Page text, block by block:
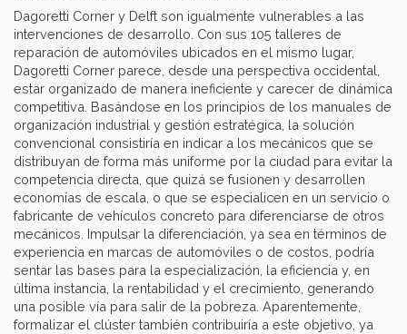
Dagoretti Corner y Delft son igualmente vulnerables a las
intervenciones de desarrollo. Con sus 105 talleres de
reparación de automóviles ubicados en el mismo lugar,
Dagoretti Corner parece, desde una perspectiva occidental,
estar organizado de manera ineficiente y carecer de dinámica
competitiva. Basándose en los principios de los manuales de
organización industrial y gestión estratégica, la solución
convencional consistiría en indicar a los mecánicos que se
distribuyan de forma más uniforme por la ciudad para evitar la
competencia directa, que quizá se fusionen y desarrollen
economías de escala, o que se especialicen en un servicio o
fabricante de vehículos concreto para diferenciarse de otros
mecánicos. Impulsar la diferenciación, ya sea en términos de
experiencia en marcas de automóviles o de costos, podría
sentar las bases para la especialización, la eficiencia y, en
última instancia, la rentabilidad y el crecimiento, generando
una posible vía para salir de la pobreza. Aparentemente,
formalizar el clúster también contribuiría a este objetivo, ya